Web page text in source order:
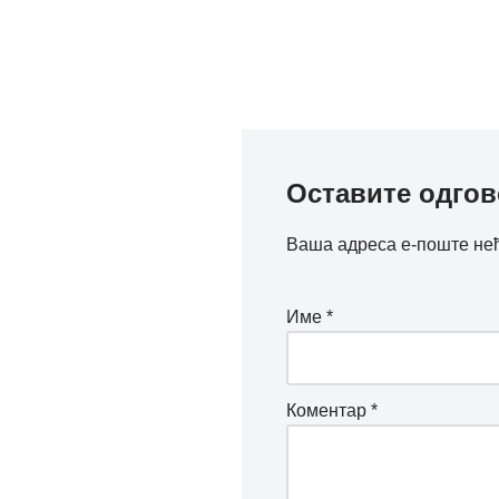
Оставите
Ваша адреса е-поште
Име *
Коментар *